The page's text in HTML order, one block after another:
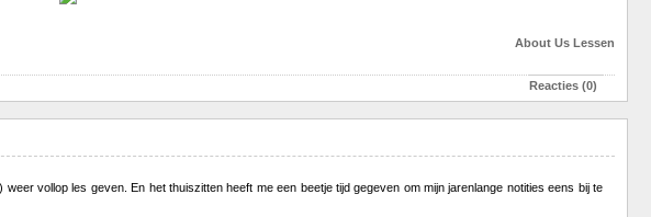
About Us Lessen
Reacties (0)
vollop les geven. En het thuiszitten heeft me een beetje tijd gegeven om mijn jarenlange notities eens bij te